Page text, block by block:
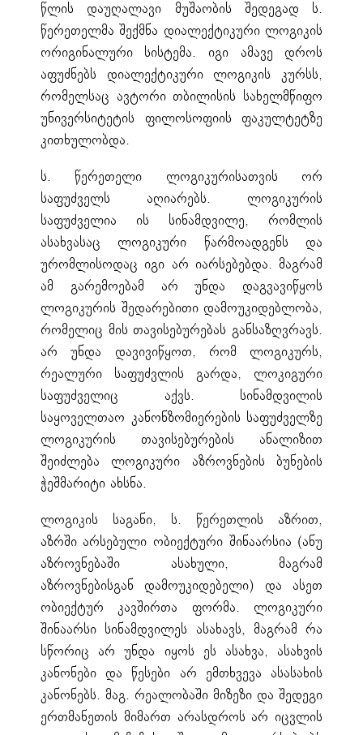
წლის დაუღალავი მუშაობის შედეგად ს.
წერეთელმა შექმნა დიალექტიკური ლოგიკის
ორიგინალური სისტემა. იგი ამავე დროს
აფუძნებს დიალექტიკური ლოგიკის კურსს,
რომელსაც ავტორი თბილისის სახელმწიფო
უნივერსიტეტის ფილოსოფიის ფაკულტეტზე
კითხულობდა.
ს. წერეთელი ლოგიკურისათვის ორ
საფუძველს აღიარებს. ლოგიკურის
საფუძველია ის სინამდვილე, რომლის
ასახვასაც ლოგიკური წარმოადგენს და
ურომლისოდაც იგი არ იარსებებდა. მაგრამ
ამ გარემოებამ არ უნდა დაგვავიწყოს
ლოგიკურის შედარებითი დამოუკიდებლობა,
რომელიც მის თავისებურებას განსაზღვრავს.
არ უნდა დავივიწყოთ, რომ ლოგიკურს,
რეალური საფუძვლის გარდა, ლოკიგური
საფუძველიც აქვს. სინამდვილის
საყოველთაო კანონზომიერების საფუძველზე
ლოგიკურის თავისებურების ანალიზით
შეიძლება ლოგიკური აზროვნების ბუნების
ჭეშმარიტი ახსნა.
ლოგიკის საგანი, ს. წერეთლის აზრით,
აზრში არსებული ობიექტური შინაარსია (ანუ
აზროვნებაში ასახული, მაგრამ
აზროვნებისგან დამოუკიდებელი) და ასეთ
ობიექტურ კავშირთა ფორმა. ლოგიკური
შინაარსი სინამდვილეს ასახავს, მაგრამ რა
სწორიც არ უნდა იყოს ეს ასახვა, ასახვის
კანონები და წესები არ ემთხვევა ასასახის
კანონებს. მაგ. რეალობაში მიზეზი და შედეგი
ერთმანეთის მიმართ არასდროს არ იცვლის